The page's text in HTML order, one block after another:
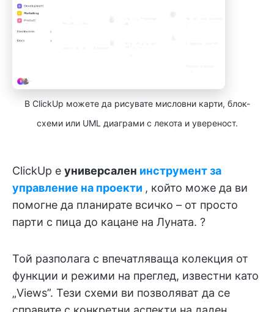
В ClickUp можете да рисувате мисловни карти, блок-
схеми или UML диаграми с лекота и увереност.
ClickUp е универсален инструмент за
управление на проекти , който може да ви
помогне да планирате всичко – от просто
парти с пица до кацане на Луната. ?
Той разполага с впечатляваща колекция от
функции и режими на преглед, известни като
„Views”. Тези схеми ви позволяват да се